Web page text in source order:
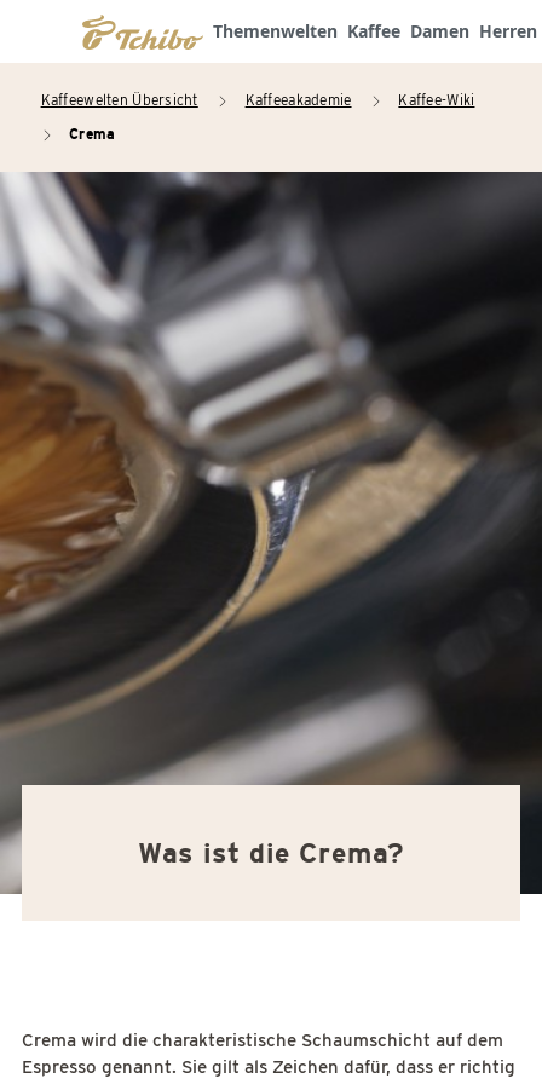
Themenwelten Kaffee Damen Herren
Kaffeewelten Übersicht arrow_right Kaffeeakademie arrow_right Kaffee-Wiki
arrow_right Crema
Was ist die Crema?
Crema wird die charakteristische Schaumschicht auf dem
Espresso genannt. Sie gilt als Zeichen dafür, dass er richtig